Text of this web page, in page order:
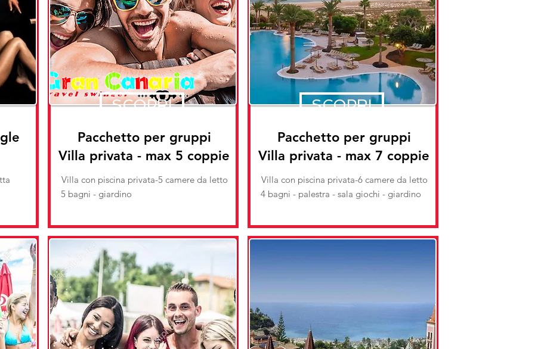
SCOPRI
Pacchetto per gruppi
Villa privata - max 5 coppie
Villa con piscina privata-5 camere da letto
5 bagni - giardino
SCOPRI
Pacchetto per gruppi
Villa privata - max 7 coppie
Villa con piscina privata-6 camere da letto
4 bagni - palestra - sala giochi - giardino